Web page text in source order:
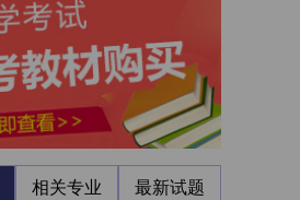
相关专业 最新试题